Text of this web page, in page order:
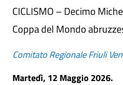
CICLISMO – Decimo
Coppa del Mondo
Comitato Regionale Friuli
Martedì, 12 Maggio 2026.